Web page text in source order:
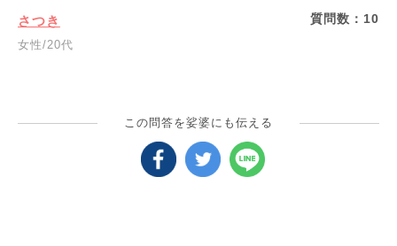
さつき
女性/20代
質問数： 10
この問答を娑婆にも伝える